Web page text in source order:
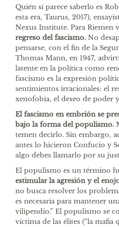
Quién sí parece saberlo es
esta era, Taurus, 2017),
Nexus Institute. Para Riemen
regreso del fascismo. No
pensarse, con el fin de la
Thomas Mann, en 1947,
latente en la política como
fascismo es la expresión
sentimientos irracionales: el
xenofobia, el deseo de poder
El fascismo en embrión se
bajo la forma del populismo.
temen decirlo. Sin embargo,
antes lo hicieron Confucio y
algo debes llamarlo por su
El populismo es un término
estimular la agresión y el
no busca resolver los
es necesaria para mantener
vilipendio.” El populismo se
víctima de las élites (“la mafia